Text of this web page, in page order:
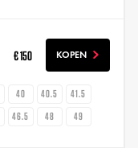
€ 150 KOPEN
40 40.5
41.5
46.5 48 49